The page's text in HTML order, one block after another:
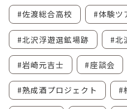
#佐渡総合高校 #体験ツ
#北沢浮遊選鉱場跡 #北
#岩崎元吉士 #座談会
#熟成酒プロジェクト #